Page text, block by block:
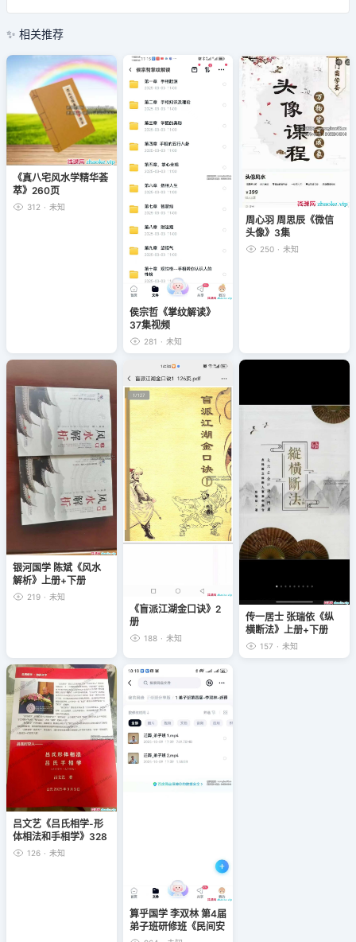
✨ 相关推荐
《真八宅风水学精华荟
萃》260页
312 · 未知
侯宗哲《掌纹解读》
37集视频
281 · 未知
周心羽 周思辰《微信
头像》3集
250 · 未知
银河国学 陈斌《风水
解析》上册+下册
219 · 未知
《盲派江湖金口诀》2
册
188 · 未知
传一居士 张瑞依《纵
横断法》上册+下册
157 · 未知
吕文艺《吕氏相学-形
体相法和手相学》328
页 126 · 未知
算乎国学 李双林 第4届
弟子班研修班《民间安
葬+迁葬》5集